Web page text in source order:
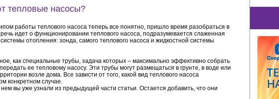
тепловые насосы?
работы теплового насоса теперь все понятно, пришло время разобраться в
речь идет о функционировании теплового насоса, подразумевается слаженная
отопления: зонда, самого теплового насоса и жидкостной системы
как специальные трубы, задача которых – максимально эффективно собрать
ее тепловому насосу. Эти трубы могут размещаться в грунте, в воде или
возле дома. Все зависти от того, какой вид теплового насоса
конкретном случае.
вы уже узнали из предыдущей части статьи. Остается добавить, что они